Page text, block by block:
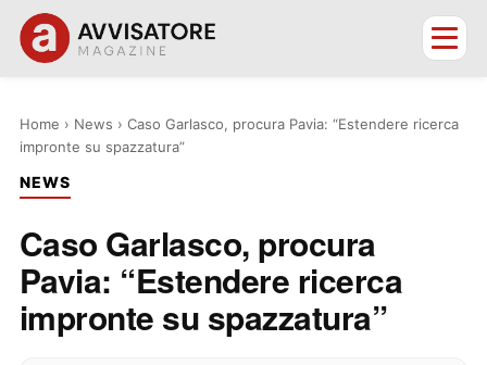
Home › News › Caso Garlasco, procura Pavia: “Estendere ricerca
impronte su spazzatura”
NEWS
Caso Garlasco, procura
Pavia: “Estendere ricerca
impronte su spazzatura”